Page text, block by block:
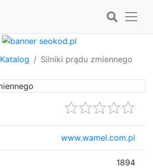
Katalog Silniki prądu zmiennego
www.wamel.com.pl
1894